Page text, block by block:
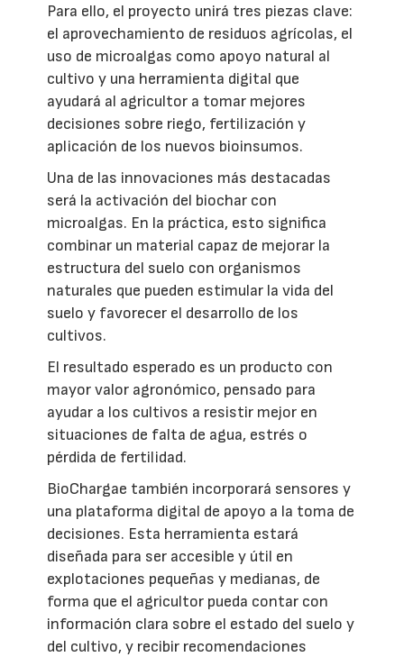
Para ello, el proyecto unirá tres piezas clave:
el aprovechamiento de residuos agrícolas, el
uso de microalgas como apoyo natural al
cultivo y una herramienta digital que
ayudará al agricultor a tomar mejores
decisiones sobre riego, fertilización y
aplicación de los nuevos bioinsumos.
Una de las innovaciones más destacadas
será la activación del biochar con
microalgas. En la práctica, esto significa
combinar un material capaz de mejorar la
estructura del suelo con organismos
naturales que pueden estimular la vida del
suelo y favorecer el desarrollo de los
cultivos.
El resultado esperado es un producto con
mayor valor agronómico, pensado para
ayudar a los cultivos a resistir mejor en
situaciones de falta de agua, estrés o
pérdida de fertilidad.
BioChargae también incorporará sensores y
una plataforma digital de apoyo a la toma de
decisiones. Esta herramienta estará
diseñada para ser accesible y útil en
explotaciones pequeñas y medianas, de
forma que el agricultor pueda contar con
información clara sobre el estado del suelo y
del cultivo, y recibir recomendaciones